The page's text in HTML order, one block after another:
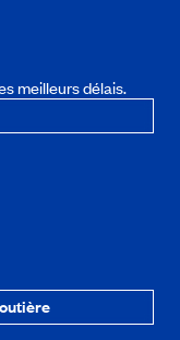
meilleurs délais.